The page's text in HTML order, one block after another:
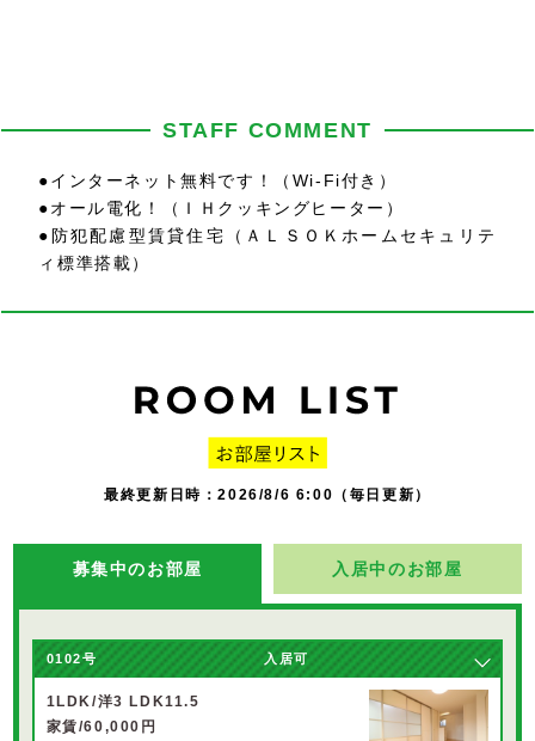
STAFF COMMENT
●インターネット無料です！（Wi-Fi付き）
●オール電化！（ＩＨクッキングヒーター）
●防犯配慮型賃貸住宅（ＡＬＳＯＫホームセキュリテ
ィ標準搭載）
最終更新日時：2026/8/6 6:00（毎日更新）
募集中のお部屋 入居中のお部屋
0102号 入居可
1LDK/洋3 LDK11.5
家賃/60,000円